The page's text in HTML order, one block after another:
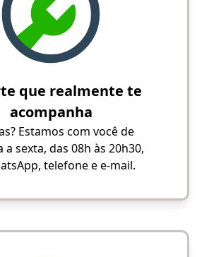
que realmente te
acompanha
Estamos com você de
a sexta, das 08h às 20h30,
telefone e e-mail.